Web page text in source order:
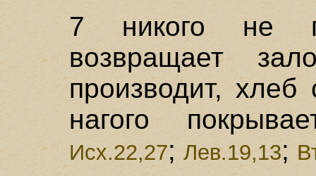
7 никого не
возвращает
производит,
нагого
Исх.22,27;Лев.19,13;